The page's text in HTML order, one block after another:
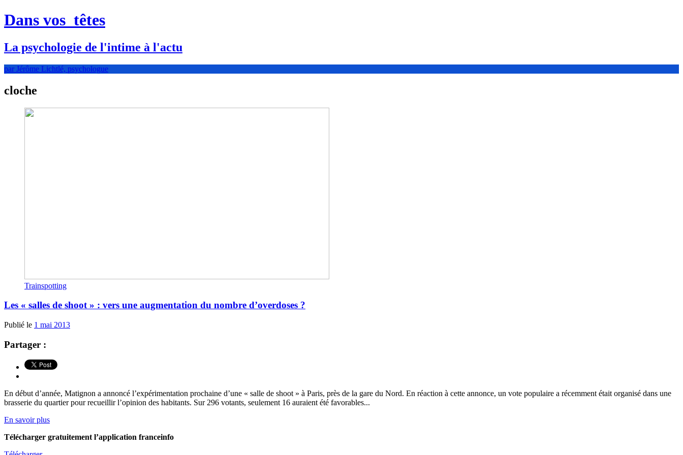
Dans vos têtes
La psychologie de l'intime à l'actu
par Jérôme Lichtlé, psychologue
cloche
Trainspotting
Les « salles de shoot » : vers une augmentation du nombre d’overdoses ?
Publié le 1 mai 2013
Partager :
En début d’année, Matignon a annoncé l’expérimentation prochaine d’une « salle de shoot » à Paris, près de la gare du Nord. En réaction à cette annonce, un vote populaire a récemment était organisé dans une
brasserie du quartier pour recueillir l’opinion des habitants. Sur 296 votants, seulement 16 auraient été favorables...
En savoir plus
Télécharger gratuitement l’application franceinfo